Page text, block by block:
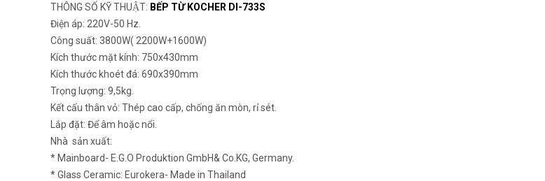
THÔNG SỐ KỸ THUẬT: BẾP TỪ KOCHER DI-733S
Điện áp: 220V-50 Hz.
Công suất: 3800W( 2200W+1600W)
Kích thước mặt kính: 750x430mm
Kích thước khoét đá: 690x390mm
Trọng lượng: 9,5kg.
Kết cấu thân vỏ: Thép cao cấp, chống ăn mòn, rỉ sét.
Lắp đặt: Để âm hoặc nổi.
Nhà sản xuất:
* Mainboard- E.G.O Produktion GmbH& Co.KG, Germany.
* Glass Ceramic: Eurokera- Made in Thailand